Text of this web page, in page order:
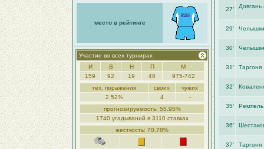
место в рейтинге
Участие во всех турнирах
И
В Н П
М
159
92 19 48
975-742
тех. поражения
своих
чужих
2.52%
4
-
прогнозируемость: 55.95%
1740 угадываний в 3110 ставках
жесткость: 70.78%
27′ Довгань
29′
30′
31′ Таргоня
32′
35′ Ремпель
36′
37′ Таргоня